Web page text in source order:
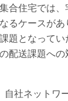
合住宅では
るケースが
題となって
配送課題へ
社ネットワ